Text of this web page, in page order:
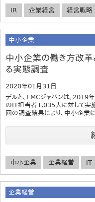
IR 企業経営 経営戦略
中小企業
中小企業の働き方改
る実態調査
2020年01月31日
デルと、EMCジャパンは、
のIT担当者1,035人に対して実
回の調査結果により、中小企業
中小企業 企業経営 IT
企業経営